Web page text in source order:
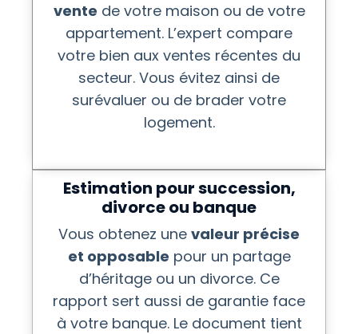
vente de votre maison ou de votre
appartement. L’expert compare
votre bien aux ventes récentes du
secteur. Vous évitez ainsi de
surévaluer ou de brader votre
logement.
Estimation pour succession,
divorce ou banque
Vous obtenez une valeur précise
et opposable pour un partage
d’héritage ou un divorce. Ce
rapport sert aussi de garantie face
à votre banque. Le document tient